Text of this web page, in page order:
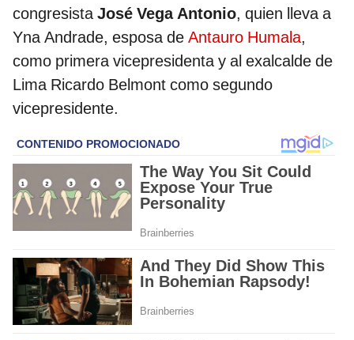
congresista José Vega Antonio, quien lleva a
Yna Andrade, esposa de Antauro Humala,
como primera vicepresidenta y al exalcalde de
Lima Ricardo Belmont como segundo
vicepresidente.